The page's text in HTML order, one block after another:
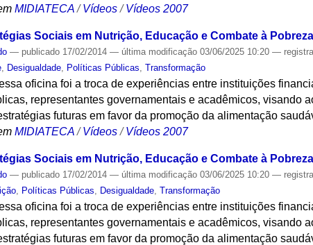
MIDIATECA /Vídeos /Vídeos 2007
Sociais em Nutrição, Educação e Combate à
— publicado 17/02/2014— última modificação 03/06/2025 10:20—
Desigualdade Políticas Públicas ,Transformação
oficina foi a troca de experiências entre instituições
representantes governamentais e acadêmicos, visando
futuras em favor da promoção da alimentação
MIDIATECA /Vídeos /Vídeos 2007
Sociais em Nutrição, Educação e Combate à
— publicado 17/02/2014— última modificação 03/06/2025 10:20—
Políticas Públicas Desigualdade ,Transformação
oficina foi a troca de experiências entre instituições
representantes governamentais e acadêmicos, visando
futuras em favor da promoção da alimentação